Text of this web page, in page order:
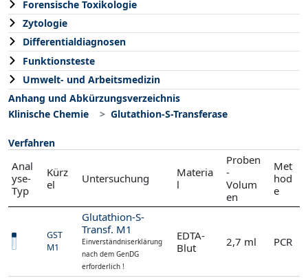
Forensische Toxikologie
Zytologie
Differentialdiagnosen
Funktionsteste
Umwelt- und Arbeitsmedizin
Anhang und Abkürzungsverzeichnis
Klinische Chemie
Glutathion-S-Transferase
Verfahren
Anal
yse-
Typ
Kürz
el
Untersuchung
Materia
l
Proben
-
Volum
en
Met
hod
e
GST
M1
Glutathion-S-
Transf. M1
Einverständniserklärung
nach dem GenDG
erforderlich !
EDTA-
Blut
2,7 ml PCR